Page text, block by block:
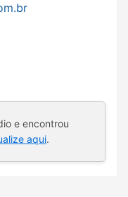
e encontrou
aqui.